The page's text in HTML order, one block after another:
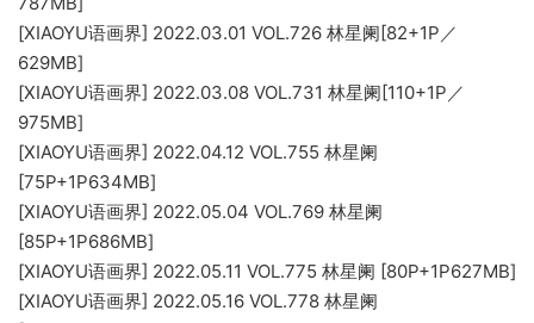
[XIAOYU语画界] 2022.03.01 VOL.726 林星阑[82+1P／
629MB]
[XIAOYU语画界] 2022.03.08 VOL.731 林星阑[110+1P／
975MB]
[XIAOYU语画界] 2022.04.12 VOL.755 林星阑
[75P+1P634MB]
[XIAOYU语画界] 2022.05.04 VOL.769 林星阑
[85P+1P686MB]
[XIAOYU语画界] 2022.05.11 VOL.775 林星阑 [80P+1P627MB]
[XIAOYU语画界] 2022.05.16 VOL.778 林星阑